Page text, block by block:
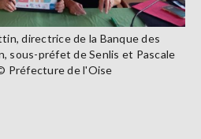
directrice de la Banque des
sous-préfet de Senlis et Pascale
Préfecture de l'Oise